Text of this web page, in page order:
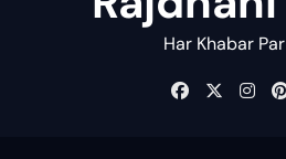
Har Khabar